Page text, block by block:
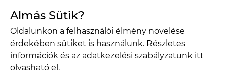
info@egyedialma.hu
Adatkezelési szabályzat
Almás Sütik?
Oldalunkon a felhasználói élmény növelése
érdekében sütiket is használunk. Részletes
információk és az adatkezelési szabályzatunk itt
olvasható el.